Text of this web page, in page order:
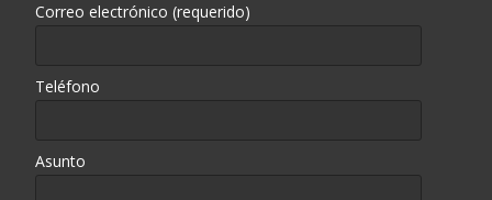
Correo electrónico (requerido)
Teléfono
Asunto